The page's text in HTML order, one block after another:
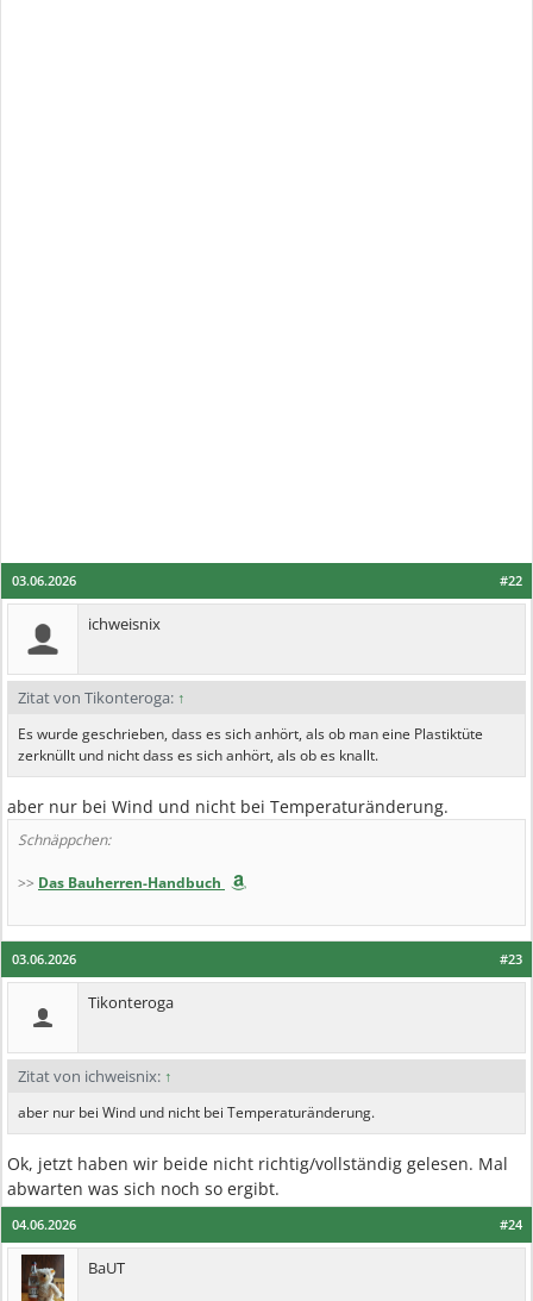
#22
03.06.2026
ichweisnix
Zitat von Tikonteroga: ↑
Es wurde geschrieben, dass es sich anhört, als ob man eine Plastiktüte
zerknüllt und nicht dass es sich anhört, als ob es knallt.
aber nur bei Wind und nicht bei Temperaturänderung.
Schnäppchen:
>> Das Bauherren-Handbuch
#23
03.06.2026
Tikonteroga
Zitat von ichweisnix: ↑
aber nur bei Wind und nicht bei Temperaturänderung.
Ok, jetzt haben wir beide nicht richtig/vollständig gelesen. Mal
abwarten was sich noch so ergibt.
#24
04.06.2026
BaUT